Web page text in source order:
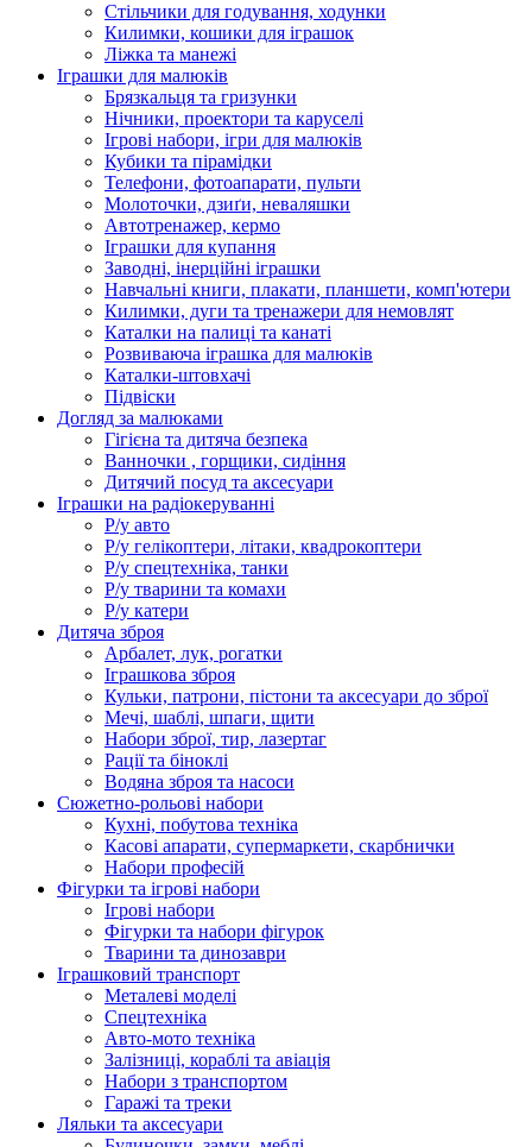
Стільчики для годування, ходунки
Килимки, кошики для іграшок
Ліжка та манежі
Іграшки для малюків
Брязкальця та гризунки
Нічники, проектори та каруселі
Ігрові набори, ігри для малюків
Кубики та пірамідки
Телефони, фотоапарати, пульти
Молоточки, дзиґи, неваляшки
Автотренажер, кермо
Іграшки для купання
Заводні, інерційні іграшки
Навчальні книги, плакати, планшети, комп'ютери
Килимки, дуги та тренажери для немовлят
Каталки на палиці та канаті
Розвиваюча іграшка для малюків
Каталки-штовхачі
Підвіски
Догляд за малюками
Гігієна та дитяча безпека
Ванночки , горщики, сидіння
Дитячий посуд та аксесуари
Іграшки на радіокеруванні
Р/у авто
Р/у гелікоптери, літаки, квадрокоптери
Р/у спецтехніка, танки
Р/у тварини та комахи
Р/у катери
Дитяча зброя
Арбалет, лук, рогатки
Іграшкова зброя
Кульки, патрони, пістони та аксесуари до зброї
Мечі, шаблі, шпаги, щити
Набори зброї, тир, лазертаг
Рації та біноклі
Водяна зброя та насоси
Сюжетно-рольові набори
Кухні, побутова техніка
Касові апарати, супермаркети, скарбнички
Набори професій
Фігурки та ігрові набори
Ігрові набори
Фігурки та набори фігурок
Тварини та динозаври
Іграшковий транспорт
Металеві моделі
Спецтехніка
Авто-мото техніка
Залізниці, кораблі та авіація
Набори з транспортом
Гаражі та треки
Ляльки та аксесуари